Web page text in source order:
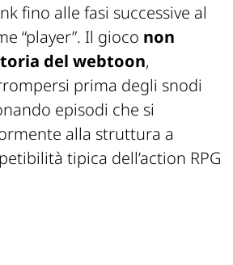
fino alle fasi successive al
“player”. Il gioco non
del webtoon,
prima degli snodi
episodi che si
alla struttura a
tipica dell’action RPG